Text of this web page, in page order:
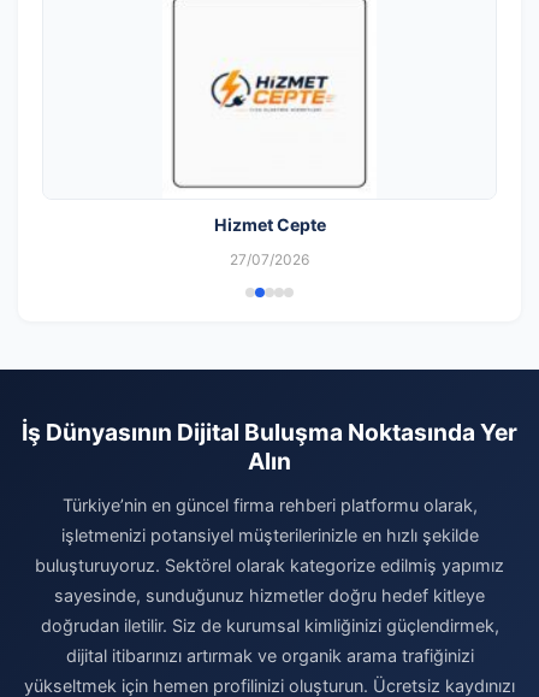
Hizmet Cepte
27/07/2026
İş Dünyasının Dijital Buluşma Noktasında Yer
Alın
Türkiye’nin en güncel firma rehberi platformu olarak,
işletmenizi potansiyel müşterilerinizle en hızlı şekilde
buluşturuyoruz. Sektörel olarak kategorize edilmiş yapımız
sayesinde, sunduğunuz hizmetler doğru hedef kitleye
doğrudan iletilir. Siz de kurumsal kimliğinizi güçlendirmek,
dijital itibarınızı artırmak ve organik arama trafiğinizi
yükseltmek için hemen profilinizi oluşturun. Ücretsiz kaydınızı